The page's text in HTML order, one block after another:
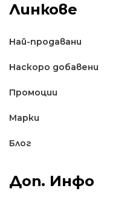
Линкове
Най-продавани
Наскоро добавени
Промоции
Марки
Блог
Доп. Инфо